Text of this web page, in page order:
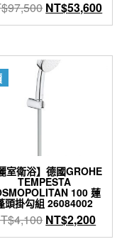
。
97,500 原
始
格：
NT$97,500。
NT$53,600目
前
格：
室衛浴】德國GROHE
TEMPESTA
100 蓮
頭掛勾組 26084002
4,100 原
始
NT$2,200目
前